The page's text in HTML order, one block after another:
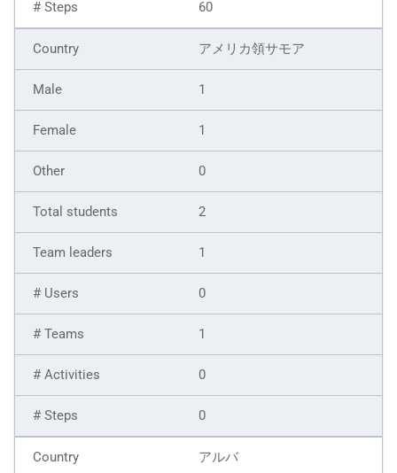
60
アメリカ領サモア
1
1
0
2
1
0
1
0
0
アルバ